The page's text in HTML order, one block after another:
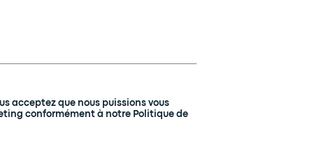
acceptez que nous puissions vous
conformément à notre Politique de